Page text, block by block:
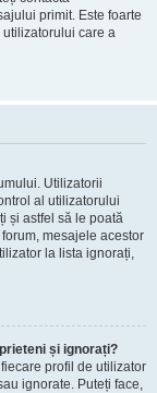
primit. Este foarte
care a
Utilizatorii
al utilizatorului
și astfel să le poată
mesajele acestor
la lista ignorați,
și ignorați?
profil de utilizator
ignorate. Puteți face,